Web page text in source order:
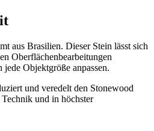
aus Brasilien. Dieser Stein lässt sich
Oberflächenbearbeitungen
Objektgröße anpassen.
und veredelt den Stonewood
und in höchster